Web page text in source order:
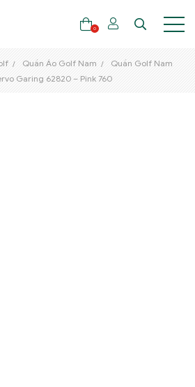
0
Quần Áo Golf Nam
Quần Golf Nam
Garing 62820 – Pink 760